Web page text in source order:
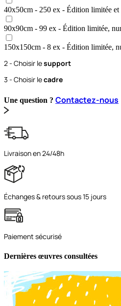
40x50cm - 250 ex - Édition limitée et
90x90cm - 99 ex - Édition limitée,
150x150cm - 8 ex - Édition limitée,
2 - Choisir lesupport
3 - Choisir lecadre
Une question ? Contactez-nous
Livraison en 24/48h
Échanges & retours sous 15 jours
Paiement sécurisé
Dernières œuvres consultées